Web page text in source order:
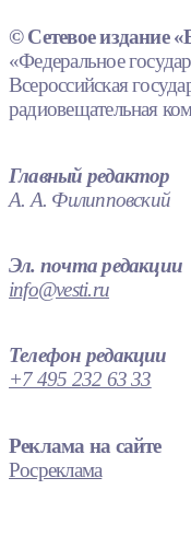
© Сетевое издание
«Федеральное
Всероссийская
радиовещательная
Главный редактор
А. А. Филипповский
Эл. почта редакции
info@vesti.ru
Телефон редакции
+7 495 232 63 33
Реклама на сайте
Росреклама